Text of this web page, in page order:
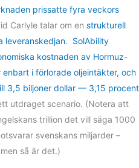
prissatte fyra veckors
Carlyle talar om en strukturell
leveranskedjan. SolAbility
kostnaden av Hormuz-
enbart i förlorade oljeintäkter, och
3,5 biljoner dollar — 3,15 procent
utdraget scenario. (Notera att
trillion det vill säga 1000
svenskans miljarder –
så är det.)